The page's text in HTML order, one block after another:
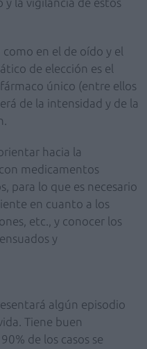
en el de oído y el
de elección es el
único (entre ellos
de la intensidad y de la
hacia la
medicamentos
para lo que es necesario
en cuanto a los
etc., y conocer los
y
algún episodio
Tiene buen
de los casos se